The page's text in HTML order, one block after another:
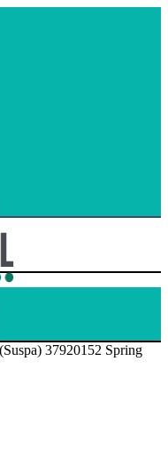
37920152 Spring